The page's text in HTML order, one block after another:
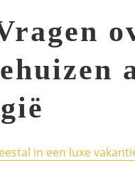
in een luxe